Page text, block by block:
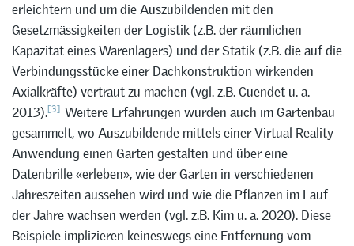
erleichtern und um die Auszubildenden mit den
Gesetzmässigkeiten der Logistik (z.B. der räumlichen
Kapazität eines Warenlagers) und der Statik (z.B. die auf die
Verbindungsstücke einer Dachkonstruktion wirkenden
Axialkräfte) vertraut zu machen (vgl. z.B. Cuendet u. a.
2013).[3] Weitere Erfahrungen wurden auch im Gartenbau
gesammelt, wo Auszubildende mittels einer Virtual Reality-
Anwendung einen Garten gestalten und über eine
Datenbrille «erleben», wie der Garten in verschiedenen
Jahreszeiten aussehen wird und wie die Pflanzen im Lauf
der Jahre wachsen werden (vgl. z.B. Kim u. a. 2020). Diese
Beispiele implizieren keineswegs eine Entfernung vom